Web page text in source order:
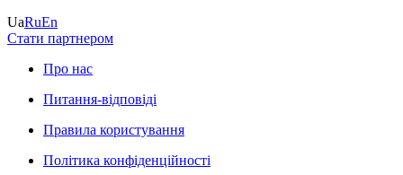
UaRuEn
Стати партнером
Про нас
Питання-відповіді
Правила користування
Політика конфіденційності